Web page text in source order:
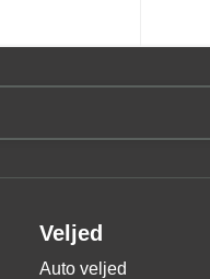
Veljed
Auto veljed